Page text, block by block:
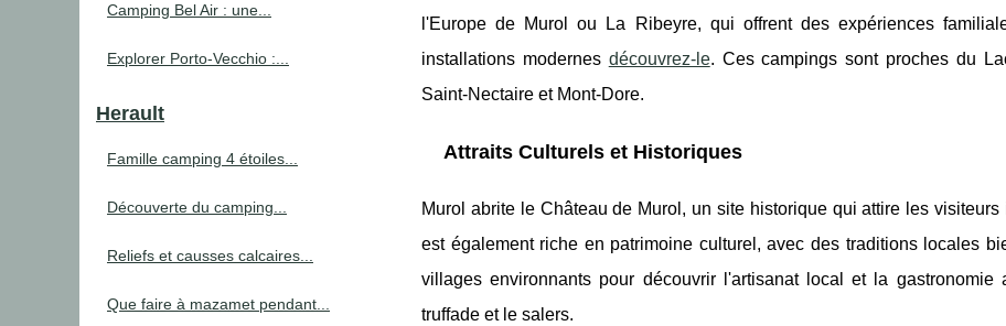
l'Europe de Murol ou La Ribeyre, qui offrent des expériences
installations modernes découvrez-le. Ces campings sont proches du
Saint-Nectaire et Mont-Dore.
Attraits Culturels et Historiques
Murol abrite le Château de Murol, un site historique qui attire les
est également riche en patrimoine culturel, avec des traditions locales
villages environnants pour découvrir l'artisanat local et la
truffade et le salers.
Camping Bel Air : une...
Explorer Porto-Vecchio :...
Herault
Famille camping 4 étoiles...
Découverte du camping...
Reliefs et causses calcaires...
Que faire à mazamet pendant...